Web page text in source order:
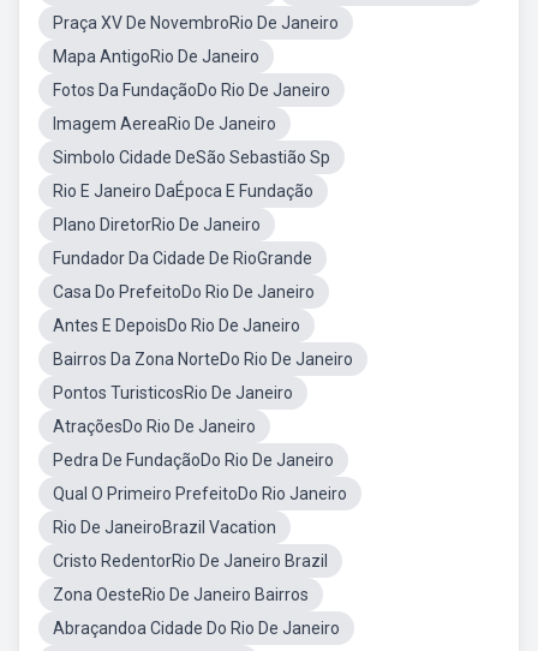
Praça XV De NovembroRio De Janeiro
Mapa AntigoRio De Janeiro
Fotos Da FundaçãoDo Rio De Janeiro
Imagem AereaRio De Janeiro
Simbolo Cidade DeSão Sebastião Sp
Rio E Janeiro DaÉpoca E Fundação
Plano DiretorRio De Janeiro
Fundador Da Cidade De RioGrande
Casa Do PrefeitoDo Rio De Janeiro
Antes E DepoisDo Rio De Janeiro
Bairros Da Zona NorteDo Rio De Janeiro
Pontos TuristicosRio De Janeiro
AtraçõesDo Rio De Janeiro
Pedra De FundaçãoDo Rio De Janeiro
Qual O Primeiro PrefeitoDo Rio Janeiro
Rio De JaneiroBrazil Vacation
Cristo RedentorRio De Janeiro Brazil
Zona OesteRio De Janeiro Bairros
Abraçandoa Cidade Do Rio De Janeiro